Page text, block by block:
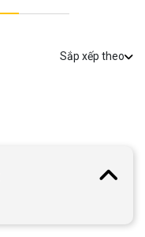
Sắp xếp theo